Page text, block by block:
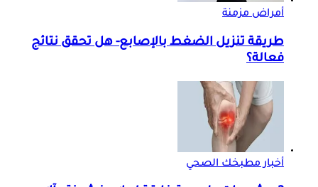
أمراض مزمنة
طريقة تنزيل الضغط بالإصابع- هل تحقق نتائج
فعالة؟
أخبار مطبخك الصحي